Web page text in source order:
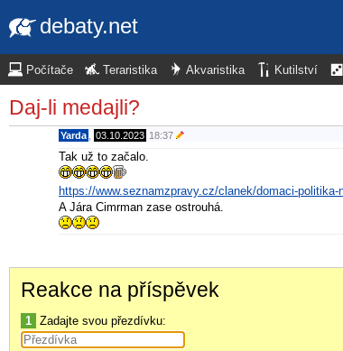
debaty.net
Počítače Teraristika Akvaristika Kutilství
Daj-li medajli?
Yarda 03.10.2023 18:37
Tak už to začalo.
https://www.seznamzpravy.cz/clanek/domaci-
A Jára Cimrman zase ostrouhá.
Reakce na příspěvek
1 Zadajte svou přezdívku: